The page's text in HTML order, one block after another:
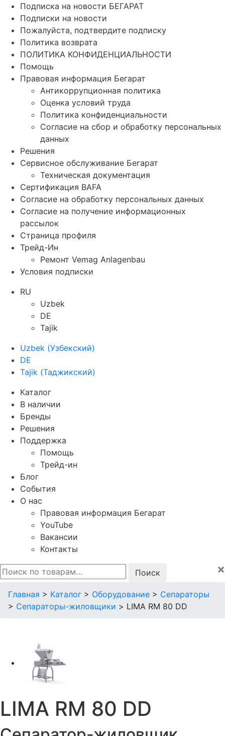
Подписка на новости БЕГАРАТ
Подписки на новости
Пожалуйста, подтвердите подписку
Политика возврата
ПОЛИТИКА КОНФИДЕНЦИАЛЬНОСТИ
Помощь
Правовая информация Бегарат
Антикоррупционная политика
Оценка условий труда
Политика конфиденциальности
Согласие на сбор и обработку персональных
данных
Решения
Сервисное обслуживание Бегарат
Техническая документация
Сертификация BAFA
Согласие на обработку персональных данных
Согласие на получение информационных
рассылок
Страница профиля
Трейд-Ин
Ремонт Vemag Anlagenbau
Условия подписки
RU
Uzbek
DE
Tajik
Uzbek (Узбекский)
DE
Tajik (Таджикский)
Каталог
В наличии
Бренды
Решения
Поддержка
Помощь
Трейд-ин
Блог
События
О нас
Правовая информация Бегарат
YouTube
Вакансии
Контакты
Искать:
×
Главная > Каталог > Оборудование > Сепараторы
> Сепараторы-жиловщики > LIMA RM 80 DD
LIMA RM 80 DD